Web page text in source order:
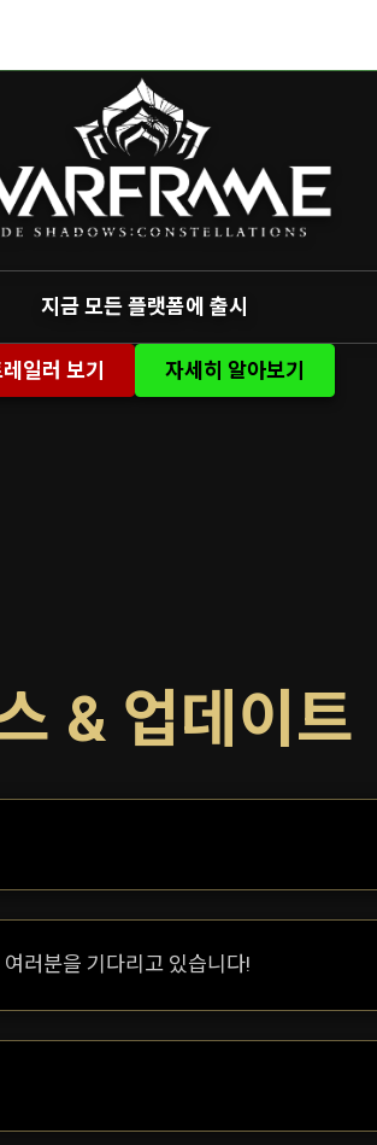
지금 모든 플랫폼에 출시
일러 보기 자세히 알아보기
& 업데이트
러분을 기다리고 있습니다!